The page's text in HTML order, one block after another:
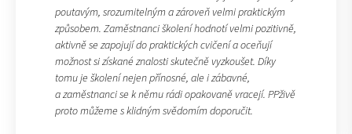
poutavým, srozumitelným a zároveň velmi praktickým
způsobem. Zaměstnanci školení hodnotí velmi pozitivně,
aktivně se zapojují do praktických cvičení a oceňují
možnost si získané znalosti skutečně vyzkoušet. Díky
tomu je školení nejen přínosné, ale i zábavné,
a zaměstnanci se k němu rádi opakovaně vracejí. PPživě
proto můžeme s klidným svědomím doporučit.